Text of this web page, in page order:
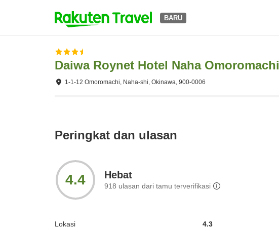
BARU
Daiwa Roynet Hotel Naha Omoromachi
1-1-12 Omoromachi, Naha-shi, Okinawa, 900-0006
Peringkat dan ulasan
4.4 Hebat
918 ulasan dari tamu terverifikasi
Lokasi 4.3